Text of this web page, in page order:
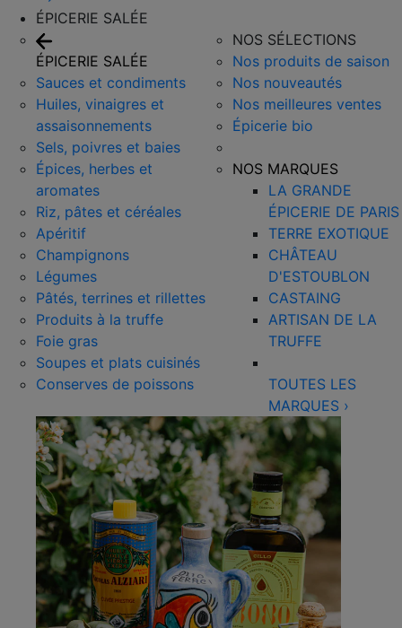
ÉPICERIE SALÉE
ÉPICERIE SALÉE
Sauces et condiments
Huiles, vinaigres et
assaisonnements
Sels, poivres et baies
Épices, herbes et
aromates
Riz, pâtes et céréales
Apéritif
Champignons
Légumes
Pâtés, terrines et rillettes
Produits à la truffe
Foie gras
Soupes et plats cuisinés
Conserves de poissons
NOS SÉLECTIONS
Nos produits de saison
Nos nouveautés
Nos meilleures ventes
Épicerie bio
NOS MARQUES
LA GRANDE
ÉPICERIE DE PARIS
TERRE EXOTIQUE
CHÂTEAU
D'ESTOUBLON
CASTAING
ARTISAN DE LA
TRUFFE
TOUTES LES
MARQUES ›